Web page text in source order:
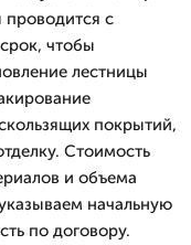
проводится с
чтобы
лестницы
покрытий,
Стоимость
и объема
начальную
по договору.